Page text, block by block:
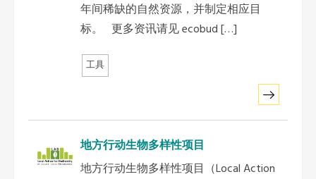
年间稀缺的自然资源，并制定相应目
标。 更多资讯请见 ecobud […]
工具
地方行动生物多样性项目
地方行动生物多样性项目（Local Action